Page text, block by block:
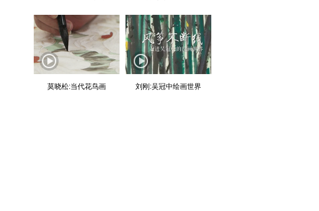
莫晓松:当代花鸟画 刘刚:吴冠中绘画世界